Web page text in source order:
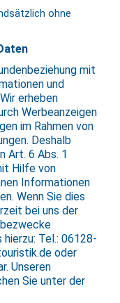
ohne
mit
und
erheben
Werbeanzeigen
im Rahmen von
Deshalb
Art. 6 Abs. 1
Hilfe von
Informationen
Wenn Sie dies
bei uns der
Tel.: 06128-
oder
Unseren
Sie unter der